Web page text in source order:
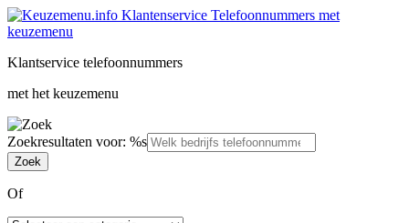
Klantservice telefoonnummers
met het keuzemenu
Zoekresultaten voor: %s
Of